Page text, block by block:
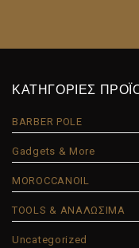
ΚΑΤΗΓΟΡΙΕΣ
BARBER POLE
Gadgets & More
MOROCCANOIL
TOOLS & ΑΝΑΛΩΣΙΜΑ
Uncategorized